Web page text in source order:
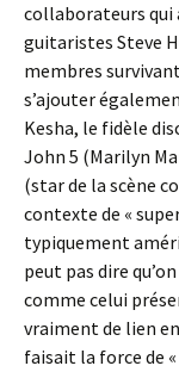
collaborateurs qui
guitaristes Steve
membres
s’ajouter
Kesha, le fidèle
John 5 (Marilyn
(star de la scène
contexte de «
typiquement
peut pas dire
comme celui
vraiment de lien
faisait la force de